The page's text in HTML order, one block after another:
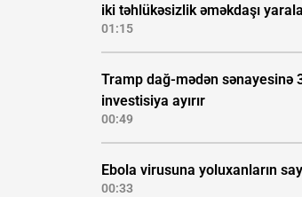
iki təhlükəsizlik əməkdaşı
01:15
Tramp dağ-mədən sənayesinə
investisiya ayırır
00:49
Ebola virusuna yoluxanların
00:33